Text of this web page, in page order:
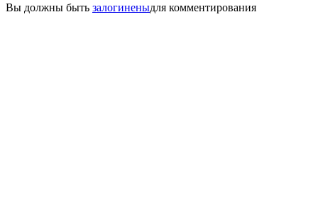
Вы должны быть залогиненыдля комментирования